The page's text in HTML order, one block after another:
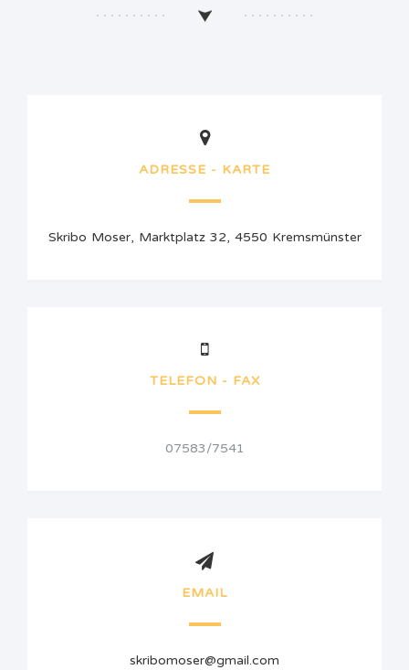
ADRESSE - KARTE
Skribo Moser, Marktplatz 32, 4550 Kremsmünster
TELEFON - FAX
07583/7541
EMAIL
skribomoser@gmail.com